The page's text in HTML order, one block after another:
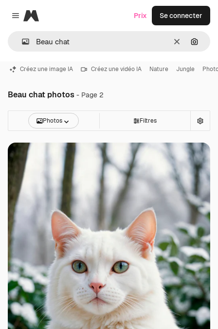
Close menu
Magnific
Effacer
Prix Se connecter
Créez une image IA Créez une vidéo IA Nature Jungle
Beau chat photos - Page 2
Photos Filtres